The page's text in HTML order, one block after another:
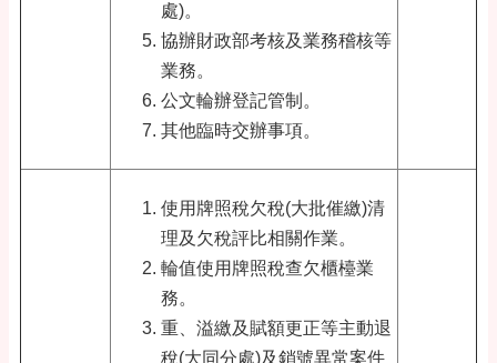
處)。
協辦財政部考核及業務稽核等
業務。
公文輪辦登記管制。
其他臨時交辦事項。
使用牌照稅欠稅(大批催繳)清
理及欠稅評比相關作業。
輪值使用牌照稅查欠櫃檯業
務。
重、溢繳及賦額更正等主動退
稅(大同分處)及銷號異常案件